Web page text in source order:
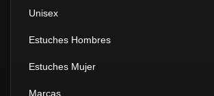
Unisex
Estuches Hombres
Estuches Mujer
Marcas